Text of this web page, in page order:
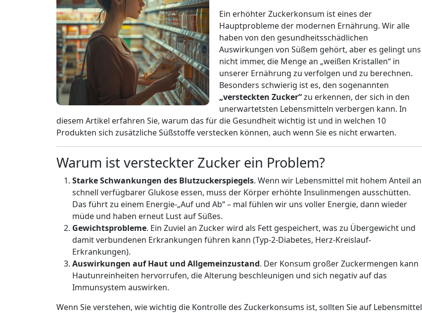
Ein erhöhter Zuckerkonsum ist eines der
Hauptprobleme der modernen Ernährung. Wir alle
haben von den gesundheitsschädlichen
Auswirkungen von Süßem gehört, aber es gelingt uns
nicht immer, die Menge an „weißen Kristallen“ in
unserer Ernährung zu verfolgen und zu berechnen.
Besonders schwierig ist es, den sogenannten
„versteckten Zucker“zu erkennen, der sich in den
unerwartetsten Lebensmitteln verbergen kann. In
diesem Artikel erfahren Sie, warum das für die Gesundheit wichtig ist und in welchen 10
Produkten sich zusätzliche Süßstoffe verstecken können, auch wenn Sie es nicht erwarten.
Warum ist versteckter Zucker ein Problem?
Starke Schwankungen des Blutzuckerspiegels. Wenn wir Lebensmittel mit hohem Anteil an
schnell verfügbarer Glukose essen, muss der Körper erhöhte Insulinmengen ausschütten.
Das führt zu einem Energie-„Auf und Ab“ – mal fühlen wir uns voller Energie, dann wieder
müde und haben erneut Lust auf Süßes.
Gewichtsprobleme. Ein Zuviel an Zucker wird als Fett gespeichert, was zu Übergewicht und
damit verbundenen Erkrankungen führen kann (Typ-2-Diabetes, Herz-Kreislauf-
Erkrankungen).
Auswirkungen auf Haut und Allgemeinzustand. Der Konsum großer Zuckermengen kann
Hautunreinheiten hervorrufen, die Alterung beschleunigen und sich negativ auf das
Immunsystem auswirken.
Wenn Sie verstehen, wie wichtig die Kontrolle des Zuckerkonsums ist, sollten Sie auf Lebensmittel